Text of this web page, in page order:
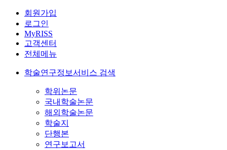
회원가입
로그인
MyRISS
고객센터
전체메뉴
학술연구정보서비스 검색
학위논문
국내학술논문
해외학술논문
학술지
단행본
연구보고서